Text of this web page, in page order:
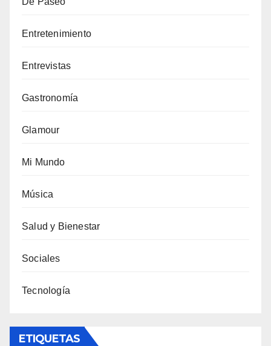
Entretenimiento
Entrevistas
Gastronomía
Glamour
Mi Mundo
Música
Salud y Bienestar
Sociales
Tecnología
ETIQUETAS